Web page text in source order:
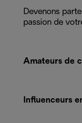
Devenons
passion de
Amateurs de
Influenceurs